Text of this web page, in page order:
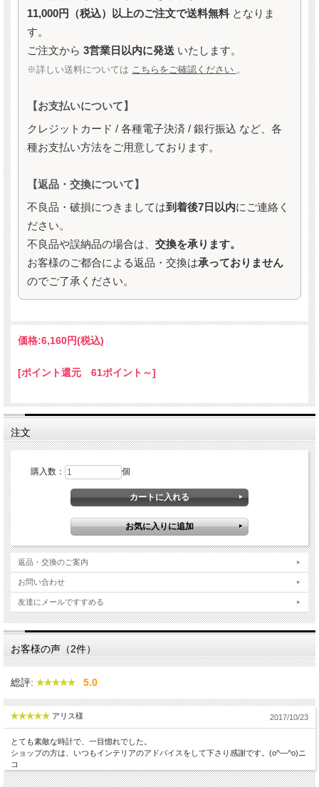
11,000円（税込）以上のご注文で送料無料 となりま
す。
ご注文から 3営業日以内に発送 いたします。
※詳しい送料については こちらをご確認ください 。
【お支払いについて】
クレジットカード / 各種電子決済 / 銀行振込 など、各
種お支払い方法をご用意しております。
【返品・交換について】
不良品・破損につきましては到着後7日以内にご連絡く
ださい。
不良品や誤納品の場合は、 交換を承ります。
お客様のご都合による返品・交換は承っておりません
のでご了承ください。
価格:6,160円(税込)
[ポイント還元 61ポイント～]
注文
購入数： 個
返品・交換のご案内
お問い合わせ
友達にメールですすめる
お客様の声（2件）
総評: 5.0
アリス様 2017/10/23
とても素敵な時計で、一目惚れでした。
ショップの方は、いつもインテリアのアドバイスをして下さり感謝です。(o^―^o)ニ
コ